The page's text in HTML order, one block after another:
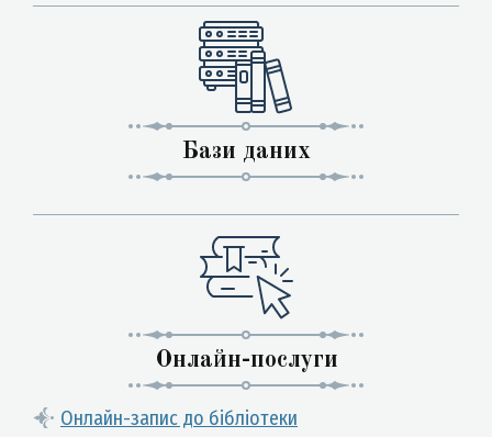
Бази даних
Онлайн-послуги
Онлайн-запис до бібліотеки